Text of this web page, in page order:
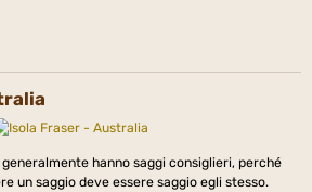
generalmente hanno saggi consiglieri, perché
un saggio deve essere saggio egli stesso.